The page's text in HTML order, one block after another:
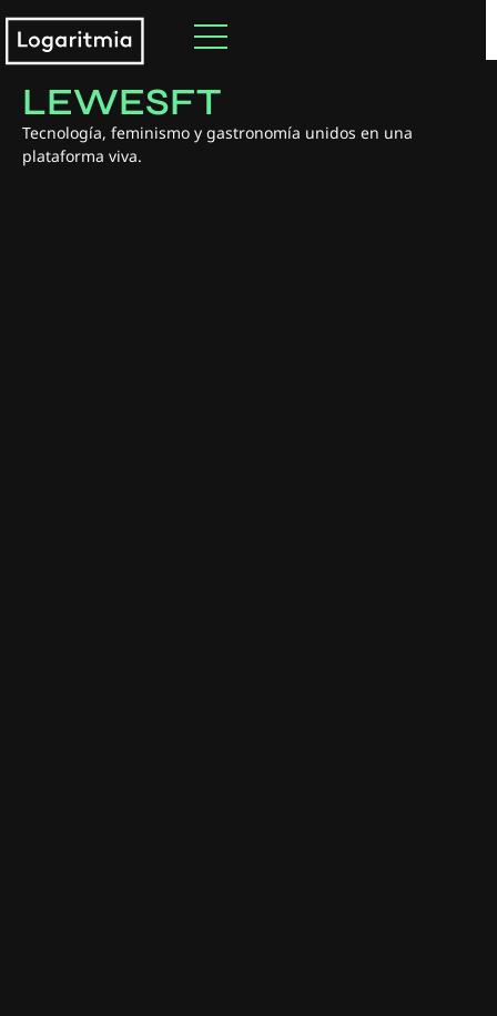
# Desarrollo,Diseño y Branding
LEWESFT
Tecnología, feminismo y gastronomía unidos en una
plataforma viva.